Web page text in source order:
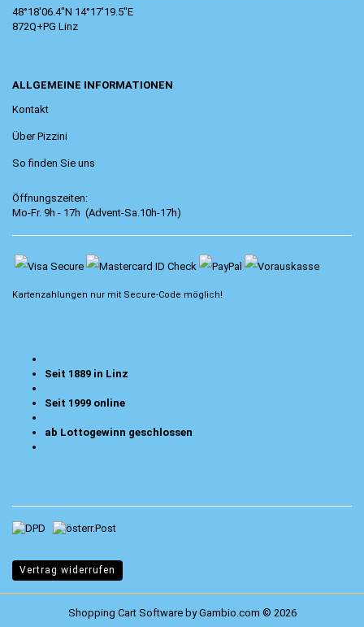
48°18'06.4"N 14°17'19.5"E
872Q+PG Linz
ALLGEMEINE INFORMATIONEN
Kontakt
Über Pizzini
So finden Sie uns
Öffnungszeiten:
Mo-Fr. 9h - 17h (Advent-Sa.10h-17h)
Kartenzahlungen nur mit Secure-Code möglich!
Seit 1889 in Linz
Seit 1999 online
ab Lottogewinn geschlossen
Vertrag widerrufen
Shopping Cart Softwareby Gambio.com © 2026